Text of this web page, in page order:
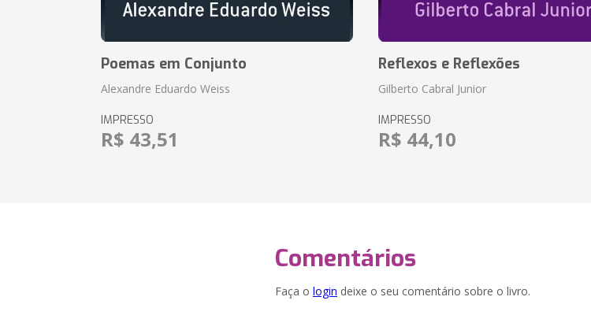
Poemas em Conjunto
Alexandre Eduardo Weiss
IMPRESSO
R$ 43,51
Reflexos e Reflexões
Gilberto Cabral Junior
IMPRESSO
R$ 44,10
Comentários
Faça o login deixe o seu comentário sobre o livro.